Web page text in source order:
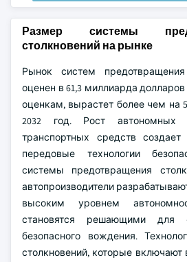
Размер системы
столкновений на рынке
Рынок систем
оценен в 61,3 миллиарда
оценкам, вырастет более чем на
2032 год. Рост автономных
транспортных средств
передовые технологии
системы предотвращения
автопроизводители
высоким уровнем
становятся решающими для
безопасного вождения.
столкновений, которые включают